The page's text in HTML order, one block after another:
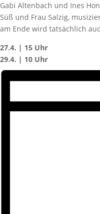
Gabi Altenbach und Ines
Süß und Frau Salzig,
am Ende wird tatsächlich
27.4. | 15 Uhr
29.4. | 10 Uhr